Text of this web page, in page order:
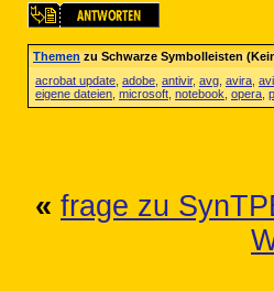
Themenzu Schwarze Symbolleisten
acrobat update adobe antivir, avg avira
eigene dateien microsoft notebook opera
« frage zu